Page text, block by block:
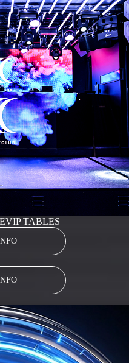
VIP TABLES